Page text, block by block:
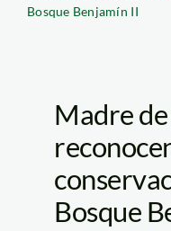
Bosque Benjamín II
Madre
Bosque